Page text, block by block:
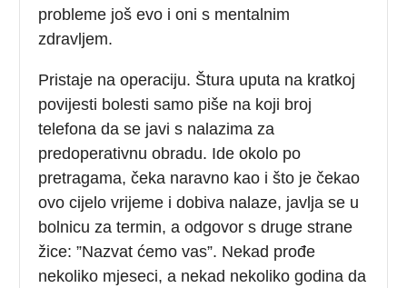
probleme još evo i oni s mentalnim
zdravljem.
Pristaje na operaciju. Štura uputa na kratkoj
povijesti bolesti samo piše na koji broj
telefona da se javi s nalazima za
predoperativnu obradu. Ide okolo po
pretragama, čeka naravno kao i što je čekao
ovo cijelo vrijeme i dobiva nalaze, javlja se u
bolnicu za termin, a odgovor s druge strane
žice: ”Nazvat ćemo vas”. Nekad prođe
nekoliko mjeseci, a nekad nekoliko godina da